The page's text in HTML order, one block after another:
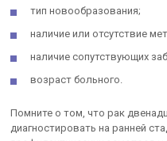
тип новообразования;
наличие или отсутствие
наличие сопутствующих
возраст больного.
Помните о том, что рак
диагностировать на ранней